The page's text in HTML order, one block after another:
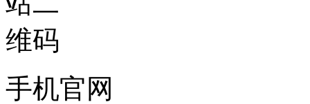
手机官网